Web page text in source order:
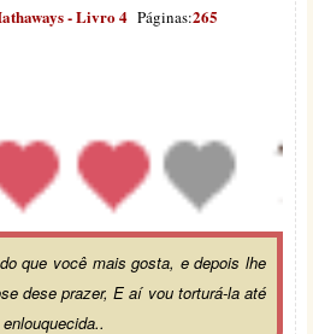
- Livro 4 Páginas:265
que você mais gosta, e depois lhe
dese prazer, E aí vou torturá-la até